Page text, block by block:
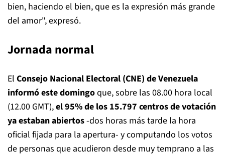
bien, haciendo el bien, que es la expresión más grande
del amor", expresó.
Jornada normal
El Consejo Nacional Electoral (CNE) de Venezuela
informó este domingoque, sobre las 08.00 hora local
(12.00 GMT),el 95% de los 15.797 centros de votación
ya estaban abiertos-dos horas más tarde la hora
oficial fijada para la apertura- y computando los votos
de personas que acudieron desde muy temprano a las